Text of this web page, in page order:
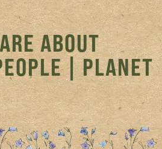
ABOUT
| PLANET